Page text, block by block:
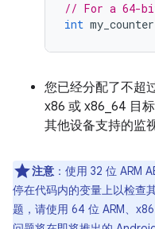
// For a 64-bit
int my_counter
您已经分配了不超
x86 或 x86_64 目
其他设备支持的监
注意 ：使用 32 位 ARM
停在代码内的变量上以检查
题，请使用 64 位 ARM、